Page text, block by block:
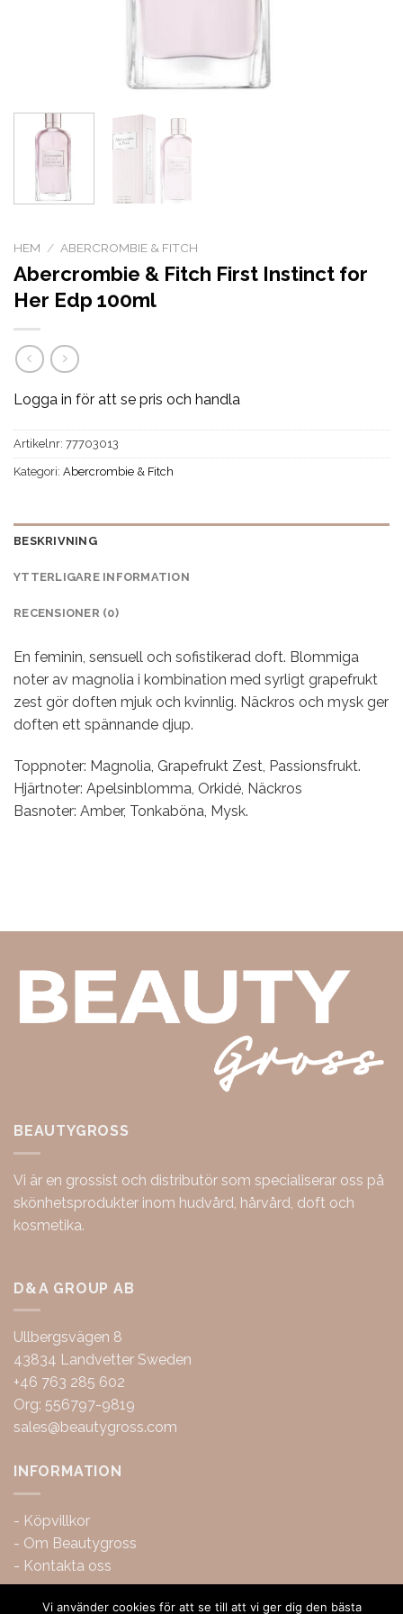
HEM / ABERCROMBIE & FITCH
Abercrombie & Fitch First Instinct for
Her Edp 100ml
Logga in för att se pris och handla
Artikelnr: 77703013
Kategori: Abercrombie & Fitch
BESKRIVNING
YTTERLIGARE INFORMATION
RECENSIONER (0)
En feminin, sensuell och sofistikerad doft. Blommiga
noter av magnolia i kombination med syrligt grapefrukt
zest gör doften mjuk och kvinnlig. Näckros och mysk ger
doften ett spännande djup.
Toppnoter: Magnolia, Grapefrukt Zest, Passionsfrukt.
Hjärtnoter: Apelsinblomma, Orkidé, Näckros
Basnoter: Amber, Tonkaböna, Mysk.
BEAUTYGROSS
Vi är en grossist och distributör som specialiserar oss på
skönhetsprodukter inom hudvård, hårvård, doft och
kosmetika.
D&A GROUP AB
Ullbergsvägen 8
43834 Landvetter Sweden
+46 763 285 602
Org: 556797-9819
sales@beautygross.com
INFORMATION
- Köpvillkor
- Om Beautygross
- Kontakta oss
Vi använder cookies för att se till att vi ger dig den bästa